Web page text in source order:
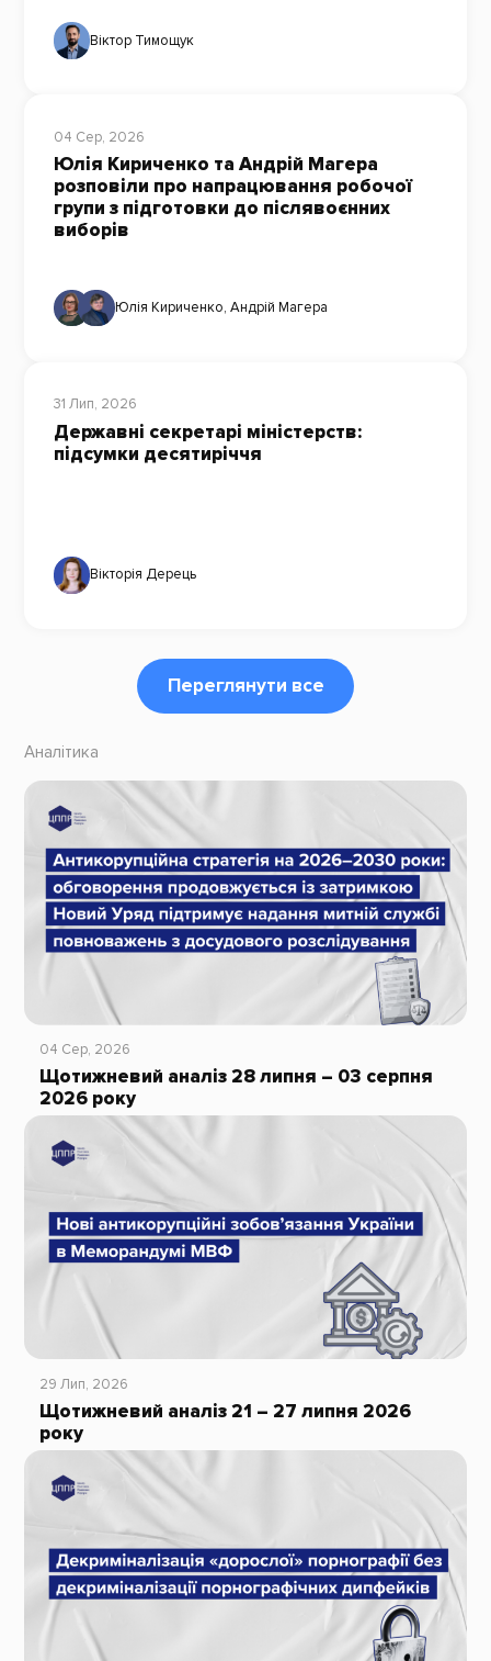
Віктор Тимощук
04 Сер, 2026
Юлія Кириченко та Андрій Магера
розповіли про напрацювання робочої
групи з підготовки до післявоєнних
виборів
Юлія Кириченко, Андрій Магера
31 Лип, 2026
Державні секретарі міністерств:
підсумки десятиріччя
Вікторія Дерець
Переглянути все
Аналітика
04 Сер, 2026
Щотижневий аналіз 28 липня – 03 серпня
2026 року
29 Лип, 2026
Щотижневий аналіз 21 – 27 липня 2026
року